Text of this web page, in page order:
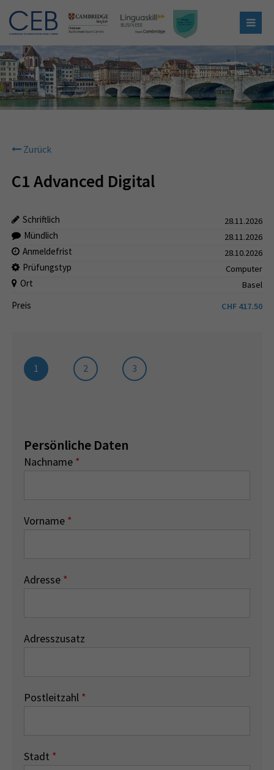
Zurück
C1 Advanced Digital
Schriftlich 28.11.2026
Mündlich 28.11.2026
Anmeldefrist 28.10.2026
Prüfungstyp Computer
Ort Basel
Preis CHF 417.50
1 2 3
Persönliche Daten
Nachname *
Vorname *
Adresse *
Adresszusatz
Postleitzahl *
Stadt *